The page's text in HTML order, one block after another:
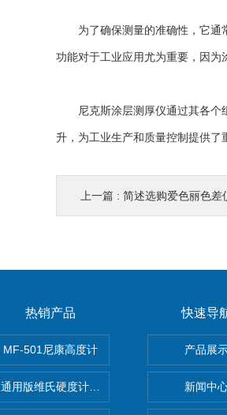
为了确保测量的准确性，它通常
功能对于工业应用尤为重要，因为
尼克斯涂层测厚仪通过其各个组
升，为工业生产和质量控制提供了
上一篇 : 简述选购爱色丽色差仪
热销产品
MF-501尼康高度计
通用版维氏硬度计软件 自动测量软件
快速导
产品展
新闻中